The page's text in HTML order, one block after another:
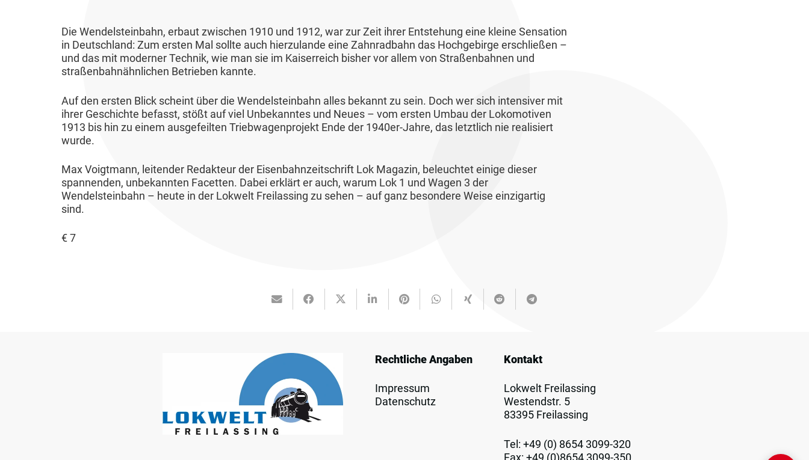
Die Wendelsteinbahn, erbaut zwischen 1910 und 1912, war zur Zeit ihrer Entstehung eine kleine Sensation
in Deutschland: Zum ersten Mal sollte auch hierzulande eine Zahnradbahn das Hochgebirge erschließen –
und das mit moderner Technik, wie man sie im Kaiserreich bisher vor allem von Straßenbahnen und
straßenbahnähnlichen Betrieben kannte.
Auf den ersten Blick scheint über die Wendelsteinbahn alles bekannt zu sein. Doch wer sich intensiver mit
ihrer Geschichte befasst, stößt auf viel Unbekanntes und Neues – vom ersten Umbau der Lokomotiven
1913 bis hin zu einem ausgefeilten Triebwagenprojekt Ende der 1940er-Jahre, das letztlich nie realisiert
wurde.
Max Voigtmann, leitender Redakteur der Eisenbahnzeitschrift Lok Magazin, beleuchtet einige dieser
spannenden, unbekannten Facetten. Dabei erklärt er auch, warum Lok 1 und Wagen 3 der
Wendelsteinbahn – heute in der Lokwelt Freilassing zu sehen – auf ganz besondere Weise einzigartig
sind.
€ 7
Rechtliche Angaben
Impressum
Datenschutz
Kontakt
Lokwelt Freilassing
Westendstr. 5
83395 Freilassing
Tel: +49 (0) 8654 3099-320
Fax: +49 (0)8654 3099-350